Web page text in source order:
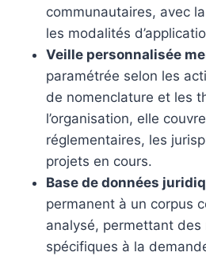
communautaires, avec
les modalités
Veille personnalisée
paramétrée selon les
de nomenclature et les
l’organisation, elle
réglementaires, les
projets en cours.
Base de données
permanent à un corpus
analysé, permettant des
spécifiques à la